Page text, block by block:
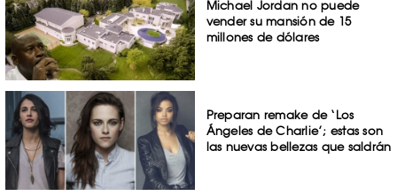
Michael Jordan no puede
vender su mansión de 15
millones de dólares
Preparan remake de ‘Los
Ángeles de Charlie’; estas son
las nuevas bellezas que saldrán